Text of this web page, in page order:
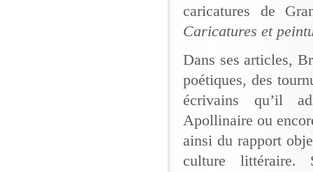
caricatures de
Caricatures et
Dans ses articles,
poétiques, des
écrivains qu’il
Apollinaire ou
ainsi du rapport
culture